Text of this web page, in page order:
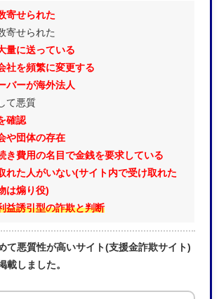
寄せられた
寄せられた
量に送っている
社を頻繁に変更する
バーが海外法人
て悪質
確認
や団体の存在
き費用の名目で金銭を要求している
れた人がいない(サイト内で受け取れた
は煽り役)
益誘引型の詐欺と判断
て悪質性が高いサイト(支援金詐欺サイト)
載しました。